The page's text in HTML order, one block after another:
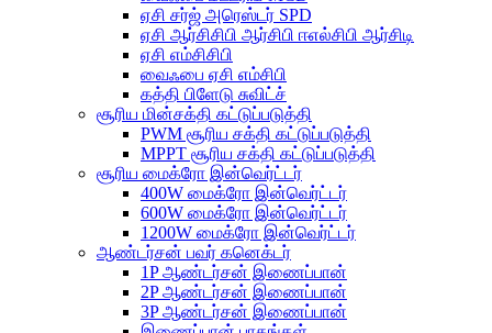
ஏசி சர்ஜ் அரெஸ்டர் SPD
ஏசி ஆர்சிசிபி ஆர்சிபி ஈஎல்சிபி ஆர்சிடி
ஏசி எம்சிசிபி
வைஃபை ஏசி எம்சிபி
கத்தி பிளேடு சுவிட்ச்
சூரிய மின்சக்தி கட்டுப்படுத்தி
PWM சூரிய சக்தி கட்டுப்படுத்தி
MPPT சூரிய சக்தி கட்டுப்படுத்தி
சூரிய மைக்ரோ இன்வெர்ட்டர்
400W மைக்ரோ இன்வெர்ட்டர்
600W மைக்ரோ இன்வெர்ட்டர்
1200W மைக்ரோ இன்வெர்ட்டர்
ஆண்டர்சன் பவர் கனெக்டர்
1P ஆண்டர்சன் இணைப்பான்
2P ஆண்டர்சன் இணைப்பான்
3P ஆண்டர்சன் இணைப்பான்